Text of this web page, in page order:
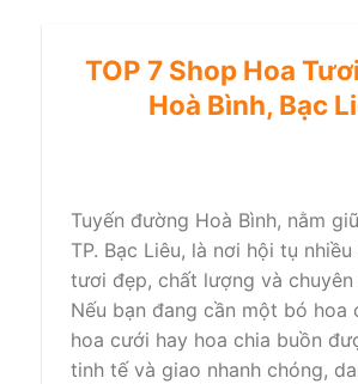
TOP 7 Shop Hoa
Hoà Bình, Bạc
Tuyến đường Hoà Bình, nằm
TP. Bạc Liêu, là nơi hội tụ
tươi đẹp, chất lượng và chuyên
Nếu bạn đang cần một bó hoa
hoa cưới hay hoa chia buồn
tinh tế và giao nhanh chóng,